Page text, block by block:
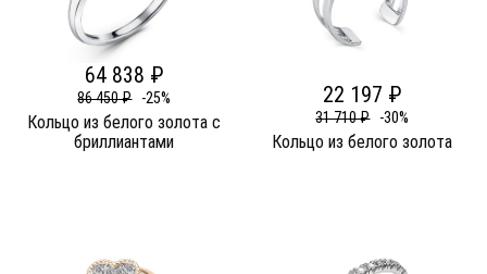
64 838 ₽
86 450 ₽ -25%
Кольцо из белого золота c
бриллиантами
22 197 ₽
31 710 ₽ -30%
Кольцо из белого золота